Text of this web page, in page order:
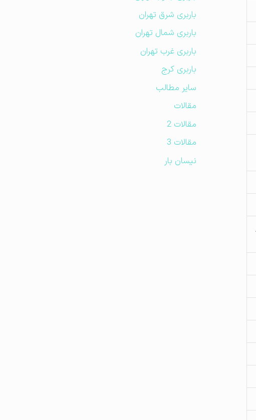
باربری شرق تهران
باربری شمال تهران
باربری غرب تهران
باربری کرج
سایر مطالب
مقالات
مقالات 2
مقالات 3
نیسان بار